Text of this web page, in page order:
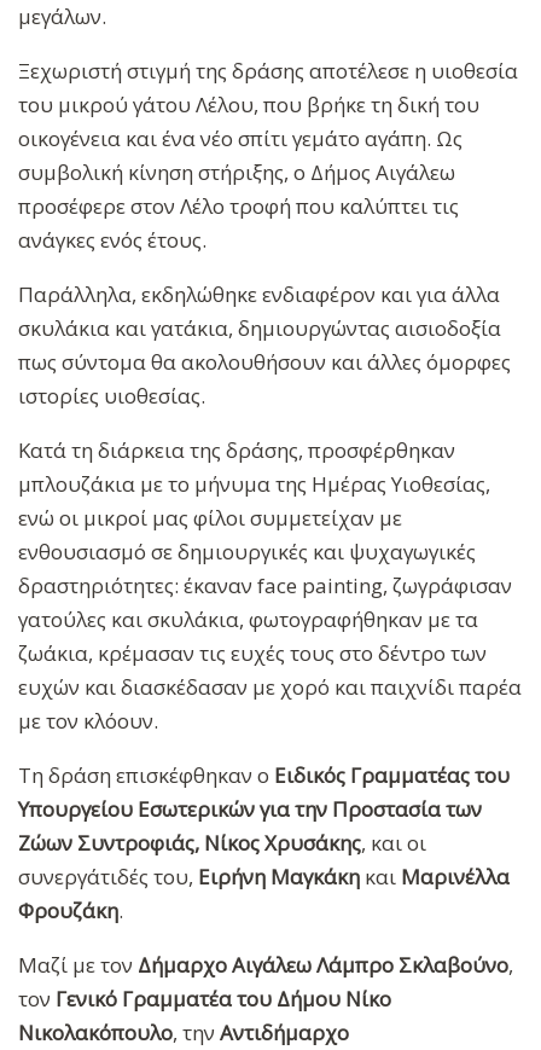
μεγάλων.
Ξεχωριστή στιγμή της δράσης αποτέλεσε η υιοθεσία
του μικρού γάτου Λέλου, που βρήκε τη δική του
οικογένεια και ένα νέο σπίτι γεμάτο αγάπη. Ως
συμβολική κίνηση στήριξης, ο Δήμος Αιγάλεω
προσέφερε στον Λέλο τροφή που καλύπτει τις
ανάγκες ενός έτους.
Παράλληλα, εκδηλώθηκε ενδιαφέρον και για άλλα
σκυλάκια και γατάκια, δημιουργώντας αισιοδοξία
πως σύντομα θα ακολουθήσουν και άλλες όμορφες
ιστορίες υιοθεσίας.
Κατά τη διάρκεια της δράσης, προσφέρθηκαν
μπλουζάκια με το μήνυμα της Ημέρας Υιοθεσίας,
ενώ οι μικροί μας φίλοι συμμετείχαν με
ενθουσιασμό σε δημιουργικές και ψυχαγωγικές
δραστηριότητες: έκαναν face painting, ζωγράφισαν
γατούλες και σκυλάκια, φωτογραφήθηκαν με τα
ζωάκια, κρέμασαν τις ευχές τους στο δέντρο των
ευχών και διασκέδασαν με χορό και παιχνίδι παρέα
με τον κλόουν.
Τη δράση επισκέφθηκαν ο Ειδικός Γραμματέας του
Υπουργείου Εσωτερικών για την Προστασία των
Ζώων Συντροφιάς, Νίκος Χρυσάκης, και οι
συνεργάτιδές του, Ειρήνη Μαγκάκη και Μαρινέλλα
Φρουζάκη.
Μαζί με τον Δήμαρχο Αιγάλεω Λάμπρο Σκλαβούνο,
τον Γενικό Γραμματέα του Δήμου Νίκο
Νικολακόπουλο, την Αντιδήμαρχο